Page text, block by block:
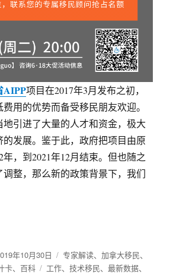
AIPP项目在2017年3月发布之初，
用的优势而备受移民朋友欢迎。
引进了大量的人才和资金，极大
发展。鉴于此，政府把项目由原
，到2021年12月结束。但也随之
整，那么新的政策背景下，我们
年10月30日
分
类
专家解读、加拿大移民、
卡、百科
标
工作、技术移民、最新数据、